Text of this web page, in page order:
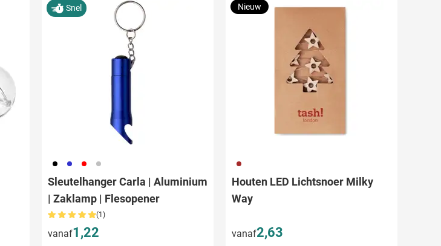
001 023 008 032
Sleutelhanger Carla | Aluminium
| Zaklamp | Flesopener
(1)
vanaf1,22
Snel
945
Houten LED Lichtsnoer Milky
Way
vanaf2,63
Nieuw